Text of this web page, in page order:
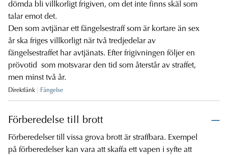
dömda bli villkorligt frigiven, om det inte finns skäl som
talar emot det.
Den som avtjänar ett fängelsestraff som är kortare än sex
år ska friges villkorligt när två tredjedelar av
fängelsestraffet har avtjänats. Efter frigivningen följer en
prövotid som motsvarar den tid som återstår av straffet,
men minst två år.
Direktlänk Fängelse
Förberedelse till brott
Förberedelser till vissa grova brott är straffbara. Exempel
på förberedelser kan vara att skaffa ett vapen i syfte att